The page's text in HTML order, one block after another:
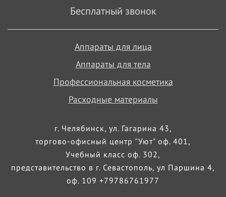
Бесплатный звонок
Аппараты для лица
Аппараты для тела
Профессиональная косметика
Расходные материалы
г. Челябинск, ул. Гагарина 43,
торгово-офисный центр "Уют" оф. 401,
Учебный класс оф. 302,
представительство в г. Севастополь, ул Паршина 4,
оф. 109 +79786761977